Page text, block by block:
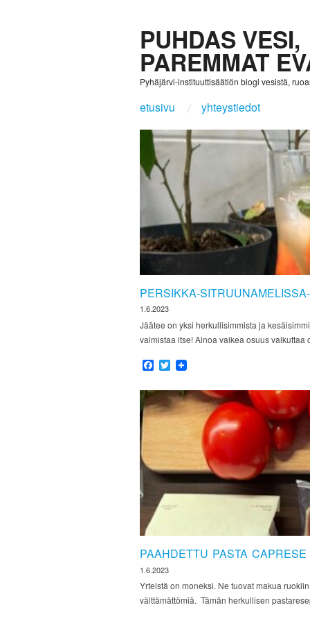
PUHDAS VESI,
PAREMMAT
Pyhäjärvi-instituuttisäätiön blogi vesistä,
etusivu yhteystiedot
PERSIKKA-
1.6.2023
Jäätee on yksi herkullisimmista ja
valmistaa itse! Ainoa vaikea osuus
Facebook
Twitter
PAAHDETTU PASTA CAPRESE
1.6.2023
Yrteistä on moneksi. Ne tuovat makua
välttämättömiä. Tämän herkullisen